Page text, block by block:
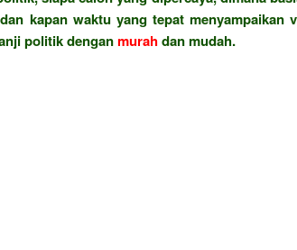
kapan waktu yang tepat menyampaikan
politik denganmurahdan mudah.